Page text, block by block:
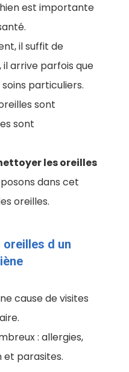
est importante
il suffit de
il arrive parfois que
particuliers.
sont
sont
les oreilles
dans cet
oreilles.
d un
cause de visites
: allergies,
parasites.